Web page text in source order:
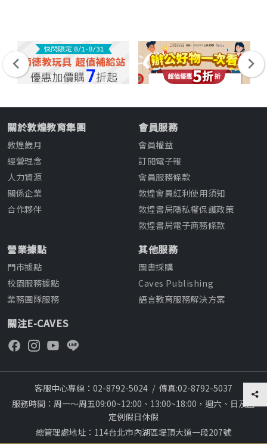
關於敦煌教育集團
敦煌歲月
經營理念
人力資源
關係企業
合作夥伴
會員服務
會員權益
訂閱電子報
會員服務條款
敦煌會員紅利使用須知
敦煌書局隱私權保護政策
敦煌書局電子商務條款
營業據點
門市據點
校園服務據點
業務團隊服務
其他服務
圖書採購
Caves Publishing
語言教育服務解決方案
關注E-CAVES
客服中心專線：02-8792-5024 / 傳真:02-8792-5037
服務時間：周一～周五09:00~12:00、13:00~18:00，週六、日及國
定例假日休假
總管理處地址：114台北市內湖區堤頂大道一段207號